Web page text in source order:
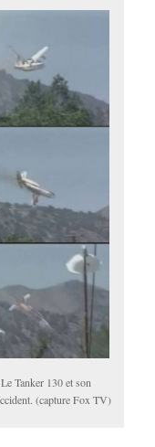
Tanker 130 et son
(capture Fox TV)